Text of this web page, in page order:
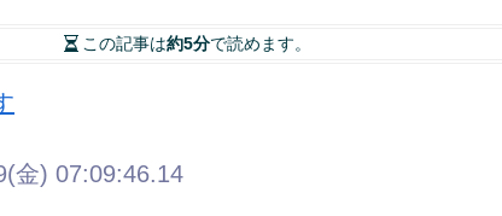
この記事は約5分で読めます。
金) 07:09:46.14